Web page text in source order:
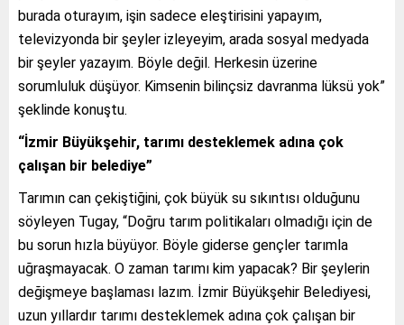
burada oturayım, işin sadece eleştirisini yapayım,
televizyonda bir şeyler izleyeyim, arada sosyal medyada
bir şeyler yazayım. Böyle değil. Herkesin üzerine
sorumluluk düşüyor. Kimsenin bilinçsiz davranma lüksü yok”
şeklinde konuştu.
“İzmir Büyükşehir, tarımı desteklemek adına çok
çalışan bir belediye”
Tarımın can çekiştiğini, çok büyük su sıkıntısı olduğunu
söyleyen Tugay, “Doğru tarım politikaları olmadığı için de
bu sorun hızla büyüyor. Böyle giderse gençler tarımla
uğraşmayacak. O zaman tarımı kim yapacak? Bir şeylerin
değişmeye başlaması lazım. İzmir Büyükşehir Belediyesi,
uzun yıllardır tarımı desteklemek adına çok çalışan bir